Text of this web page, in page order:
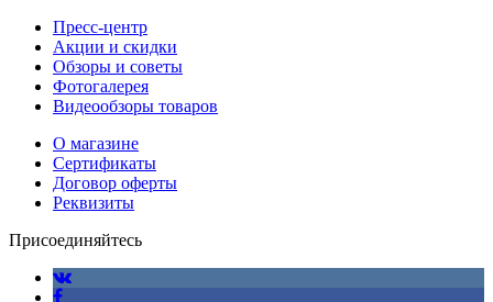
Пресс-центр
Акции и скидки
Обзоры и советы
Фотогалерея
Видеообзоры товаров
О магазине
Сертификаты
Договор оферты
Реквизиты
Присоединяйтесь